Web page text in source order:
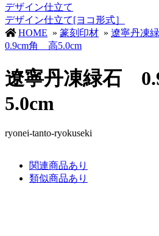
デザイン仕立て
デザイン仕立て[ヨコ形式］
HOME » 篆刻印材 » 遼寧丹凍
0.9cm角 高5.0cm
遼寧丹凍緑石
5.0cm
ryonei-tanto-ryokuseki
関連商品あり
類似商品あり